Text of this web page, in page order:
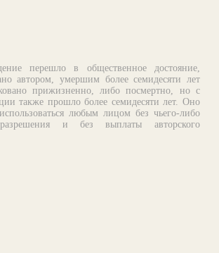
перешло в общественное достояние,
автором, умершим более семидесяти лет
прижизненно, либо посмертно, но с
также прошло более семидесяти лет. Оно
любым лицом без чьего-либо
и без выплаты авторского